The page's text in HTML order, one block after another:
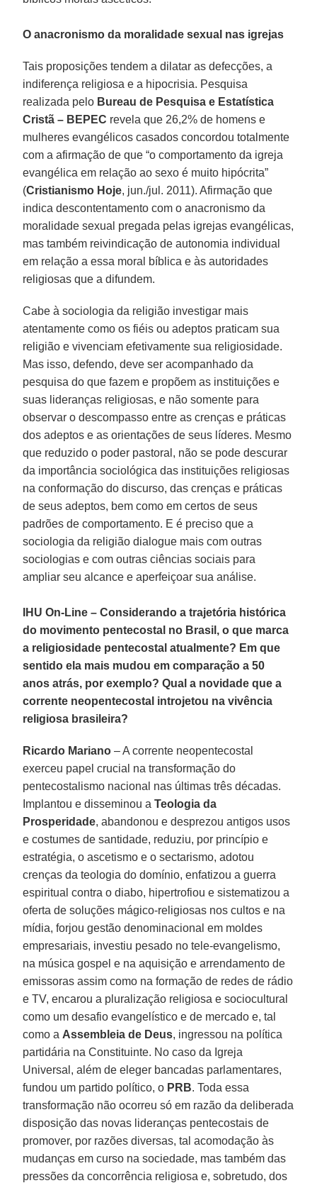
O anacronismo da moralidade sexual nas igrejas
Tais proposições tendem a dilatar as defecções, a
indiferença religiosa e a hipocrisia. Pesquisa
realizada pelo Bureau de Pesquisa e Estatística
Cristã – BEPEC revela que 26,2% de homens e
mulheres evangélicos casados concordou totalmente
com a afirmação de que “o comportamento da igreja
evangélica em relação ao sexo é muito hipócrita”
(Cristianismo Hoje, jun./jul. 2011). Afirmação que
indica descontentamento com o anacronismo da
moralidade sexual pregada pelas igrejas evangélicas,
mas também reivindicação de autonomia individual
em relação a essa moral bíblica e às autoridades
religiosas que a difundem.
Cabe à sociologia da religião investigar mais
atentamente como os fiéis ou adeptos praticam sua
religião e vivenciam efetivamente sua religiosidade.
Mas isso, defendo, deve ser acompanhado da
pesquisa do que fazem e propõem as instituições e
suas lideranças religiosas, e não somente para
observar o descompasso entre as crenças e práticas
dos adeptos e as orientações de seus líderes. Mesmo
que reduzido o poder pastoral, não se pode descurar
da importância sociológica das instituições religiosas
na conformação do discurso, das crenças e práticas
de seus adeptos, bem como em certos de seus
padrões de comportamento. E é preciso que a
sociologia da religião dialogue mais com outras
sociologias e com outras ciências sociais para
ampliar seu alcance e aperfeiçoar sua análise.
IHU On-Line – Considerando a trajetória histórica
do movimento pentecostal no Brasil, o que marca
a religiosidade pentecostal atualmente? Em que
sentido ela mais mudou em comparação a 50
anos atrás, por exemplo? Qual a novidade que a
corrente neopentecostal introjetou na vivência
religiosa brasileira?
Ricardo Mariano – A corrente neopentecostal
exerceu papel crucial na transformação do
pentecostalismo nacional nas últimas três décadas.
Implantou e disseminou aTeologia da
Prosperidade, abandonou e desprezou antigos usos
e costumes de santidade, reduziu, por princípio e
estratégia, o ascetismo e o sectarismo, adotou
crenças da teologia do domínio, enfatizou a guerra
espiritual contra o diabo, hipertrofiou e sistematizou a
oferta de soluções mágico-religiosas nos cultos e na
mídia, forjou gestão denominacional em moldes
empresariais, investiu pesado no tele-evangelismo,
na música gospel e na aquisição e arrendamento de
emissoras assim como na formação de redes de rádio
e TV, encarou a pluralização religiosa e sociocultural
como um desafio evangelístico e de mercado e, tal
como a Assembleia de Deus, ingressou na política
partidária na Constituinte. No caso da Igreja
Universal, além de eleger bancadas parlamentares,
fundou um partido político, o PRB. Toda essa
transformação não ocorreu só em razão da deliberada
disposição das novas lideranças pentecostais de
promover, por razões diversas, tal acomodação às
mudanças em curso na sociedade, mas também das
pressões da concorrência religiosa e, sobretudo, dos